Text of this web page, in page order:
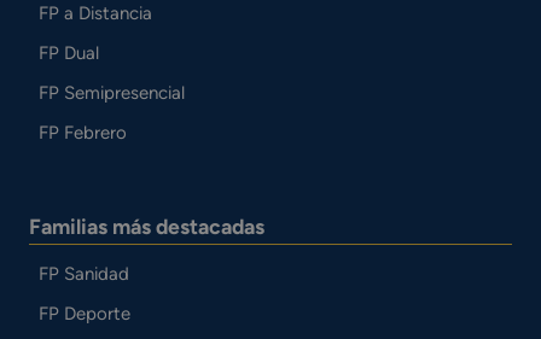
FP a Distancia
FP Dual
FP Semipresencial
FP Febrero
Familias más destacadas
FP Sanidad
FP Deporte